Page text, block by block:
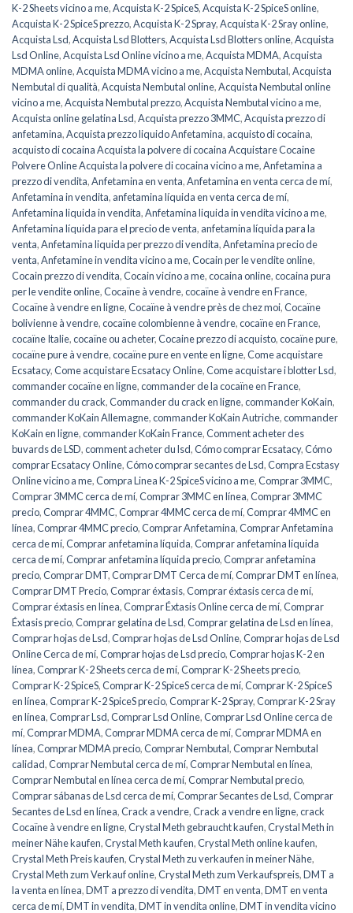
K-2 Sheets vicino a me,Acquista K-2 SpiceS,Acquista K-2 SpiceS online,
Acquista K-2 SpiceS prezzo,Acquista K-2 Spray,Acquista K-2 Sray online,
Acquista Lsd,Acquista Lsd Blotters,Acquista Lsd Blotters online,Acquista
Lsd Online,Acquista Lsd Online vicino a me,Acquista MDMA,Acquista
MDMA online,Acquista MDMA vicino a me,Acquista Nembutal,Acquista
Nembutal di qualità,Acquista Nembutal online,Acquista Nembutal online
vicino a me,Acquista Nembutal prezzo,Acquista Nembutal vicino a me,
Acquista online gelatina Lsd,Acquista prezzo 3MMC,Acquista prezzo di
anfetamina,Acquista prezzo liquido Anfetamina, acquisto di cocaina,
acquisto di cocaina Acquista la polvere di cocaina Acquistare Cocaine
Polvere Online Acquista la polvere di cocaina vicino a me,Anfetamina a
prezzo di vendita,Anfetamina en venta,Anfetamina en venta cerca de mí,
Anfetamina in vendita, anfetamina líquida en venta cerca de mí,
Anfetamina liquida in vendita,Anfetamina liquida in vendita vicino a me,
Anfetamina líquida para el precio de venta, anfetamina líquida para la
venta,Anfetamina liquida per prezzo di vendita,Anfetamina precio de
venta,Anfetamine in vendita vicino a me,Cocain per le vendite online,
Cocain prezzo di vendita,Cocain vicino a me,cocaina online,cocaina pura
per le vendite online,Cocaïne à vendre,cocaïne à vendre en France,
Cocaïne à vendre en ligne,Cocaïne à vendre près de chez moi,Cocaïne
bolivienne à vendre,cocaïne colombienne à vendre,cocaïne en France,
cocaïne Italie,cocaïne ou acheter,Cocaine prezzo di acquisto,cocaïne pure,
cocaïne pure à vendre,cocaïne pure en vente en ligne,Come acquistare
Ecsatacy,Come acquistare Ecsatacy Online,Come acquistare i blotter Lsd,
commander cocaïne en ligne,commander de la cocaïne en France,
commander du crack,Commander du crack en ligne,commander KoKain,
commander KoKain Allemagne,commander KoKain Autriche,commander
KoKain en ligne,commander KoKain France,Comment acheter des
buvards de LSD,comment acheter du lsd,Cómo comprar Ecsatacy,Cómo
comprar Ecsatacy Online,Cómo comprar secantes de Lsd,Compra Ecstasy
Online vicino a me,Compra Linea K-2 SpiceS vicino a me,Comprar 3MMC,
Comprar 3MMC cerca de mí,Comprar 3MMC en línea,Comprar 3MMC
precio,Comprar 4MMC,Comprar 4MMC cerca de mí,Comprar 4MMC en
línea,Comprar 4MMC precio,Comprar Anfetamina,Comprar Anfetamina
cerca de mí,Comprar anfetamina líquida,Comprar anfetamina líquida
cerca de mí,Comprar anfetamina líquida precio,Comprar anfetamina
precio,Comprar DMT,Comprar DMT Cerca de mí,Comprar DMT en línea,
Comprar DMT Precio,Comprar éxtasis,Comprar éxtasis cerca de mí,
Comprar éxtasis en línea,Comprar Éxtasis Online cerca de mí,Comprar
Éxtasis precio,Comprar gelatina de Lsd,Comprar gelatina de Lsd en línea,
Comprar hojas de Lsd,Comprar hojas de Lsd Online,Comprar hojas de Lsd
Online Cerca de mí,Comprar hojas de Lsd precio,Comprar hojas K-2 en
línea,Comprar K-2 Sheets cerca de mí,Comprar K-2 Sheets precio,
Comprar K-2 SpiceS,Comprar K-2 SpiceS cerca de mí,Comprar K-2 SpiceS
en línea,Comprar K-2 SpiceS precio,Comprar K-2 Spray,Comprar K-2 Sray
en línea,Comprar Lsd,Comprar Lsd Online,Comprar Lsd Online cerca de
mí,Comprar MDMA,Comprar MDMA cerca de mí,Comprar MDMA en
línea,Comprar MDMA precio,Comprar Nembutal,Comprar Nembutal
calidad,Comprar Nembutal cerca de mí,Comprar Nembutal en línea,
Comprar Nembutal en línea cerca de mí,Comprar Nembutal precio,
Comprar sábanas de Lsd cerca de mí,Comprar Secantes de Lsd,Comprar
Secantes de Lsd en línea,Crack a vendre,Crack a vendre en ligne,crack
Cocaïne à vendre en ligne,Crystal Meth gebraucht kaufen,Crystal Meth in
meiner Nähe kaufen,Crystal Meth kaufen,Crystal Meth online kaufen,
Crystal Meth Preis kaufen,Crystal Meth zu verkaufen in meiner Nähe,
Crystal Meth zum Verkauf online,Crystal Meth zum Verkaufspreis,DMT a
la venta en línea,DMT a prezzo di vendita,DMT en venta,DMT en venta
cerca de mí,DMT in vendita,DMT in vendita online,DMT in vendita vicino